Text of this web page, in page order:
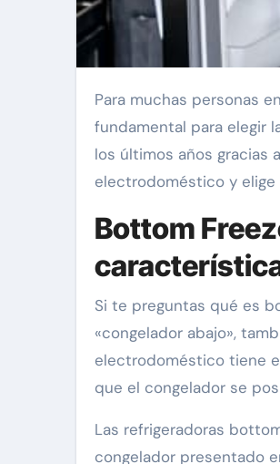
Para muchas personas
fundamental para elegir
los últimos años gracias
electrodoméstico y elige
Bottom
Si te preguntas qué es
«congelador abajo»,
electrodoméstico tiene
que el congelador se
Las refrigeradoras
congelador presentado